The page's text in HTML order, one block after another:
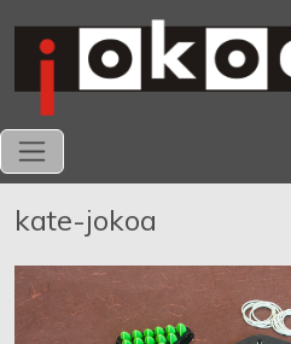
kate-jokoa